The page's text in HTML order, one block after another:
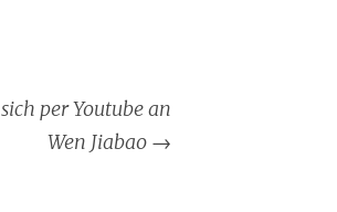
per Youtube an
Wen Jiabao →